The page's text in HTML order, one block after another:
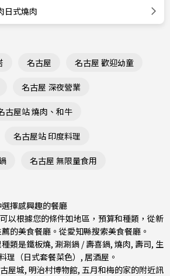
日式燒肉
名古屋 名古屋 歡迎幼童
名古屋 深夜營業
古屋站 燒肉、和牛
名古屋站 印度料理
名古屋 無限量食用
擇感興趣的餐廳
以根據您的條件如地區，預算和種類，從新
的美食餐廳。從愛知縣搜索美食餐廳。
類是鐵板燒, 涮涮鍋 / 壽喜鍋, 燒肉, 壽司, 生
理（日式套餐菜色） , 居酒屋 。
屋城, 明治村博物館, 五月和梅的家的附近訊